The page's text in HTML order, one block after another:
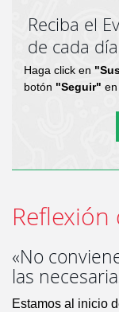
Reciba el
de cada
Haga click en
botón "Seguir"
«No
las
Estamos al inicio